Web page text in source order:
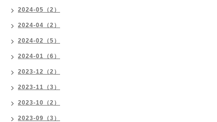
2024-05（2）
2024-04（2）
2024-02（5）
2024-01（6）
2023-12（2）
2023-11（3）
2023-10（2）
2023-09（3）